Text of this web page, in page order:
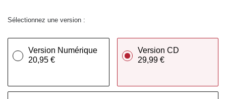
Sélectionnez une version :
Version Numérique
20,95 €
Version CD
29,99 €